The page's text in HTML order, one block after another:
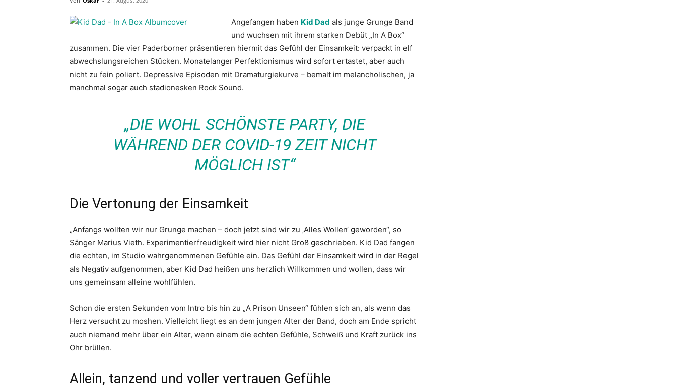
Angefangen haben Kid Dad als junge Grunge Band
und wuchsen mit ihrem starken Debüt „In A Box“
zusammen. Die vier Paderborner präsentieren hiermit das Gefühl der Einsamkeit: verpackt in elf
abwechslungsreichen Stücken. Monatelanger Perfektionismus wird sofort ertastet, aber auch
nicht zu fein poliert. Depressive Episoden mit Dramaturgiekurve – bemalt im melancholischen, ja
manchmal sogar auch stadionesken Rock Sound.
„DIE WOHL SCHÖNSTE PARTY, DIE
WÄHREND DER COVID-19 ZEIT NICHT
MÖGLICH IST“
Die Vertonung der Einsamkeit
„Anfangs wollten wir nur Grunge machen – doch jetzt sind wir zu ‚Alles Wollen‘ geworden“, so
Sänger Marius Vieth. Experimentierfreudigkeit wird hier nicht Groß geschrieben. Kid Dad fangen
die echten, im Studio wahrgenommenen Gefühle ein. Das Gefühl der Einsamkeit wird in der Regel
als Negativ aufgenommen, aber Kid Dad heißen uns herzlich Willkommen und wollen, dass wir
uns gemeinsam alleine wohlfühlen.
Schon die ersten Sekunden vom Intro bis hin zu „A Prison Unseen“ fühlen sich an, als wenn das
Herz versucht zu moshen. Vielleicht liegt es an dem jungen Alter der Band, doch am Ende spricht
auch niemand mehr über ein Alter, wenn einem die echten Gefühle, Schweiß und Kraft zurück ins
Ohr brüllen.
Allein, tanzend und voller vertrauen Gefühle